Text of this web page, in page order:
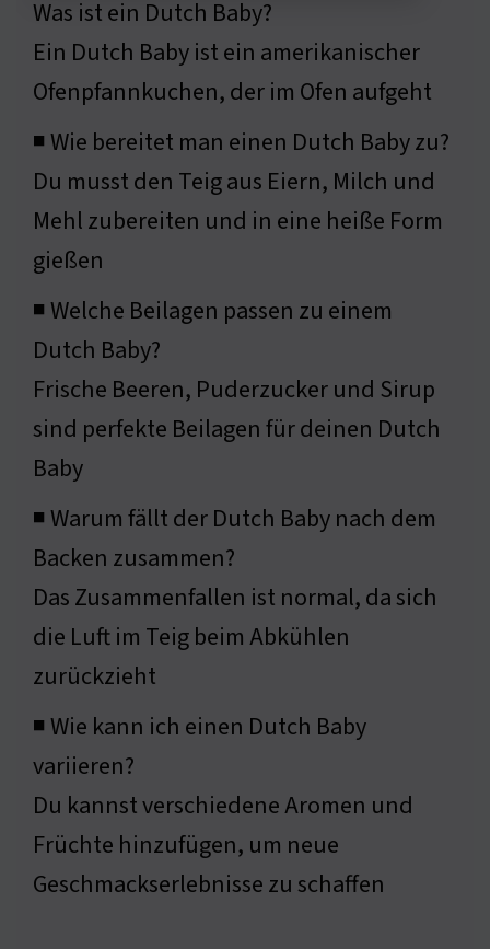
Was ist ein Dutch Baby?
Ein Dutch Baby ist ein amerikanischer
Ofenpfannkuchen, der im Ofen aufgeht
◾ Wie bereitet man einen Dutch Baby zu?
Du musst den Teig aus Eiern, Milch und
Mehl zubereiten und in eine heiße Form
gießen
◾ Welche Beilagen passen zu einem
Dutch Baby?
Frische Beeren, Puderzucker und Sirup
sind perfekte Beilagen für deinen Dutch
Baby
◾ Warum fällt der Dutch Baby nach dem
Backen zusammen?
Das Zusammenfallen ist normal, da sich
die Luft im Teig beim Abkühlen
zurückzieht
◾ Wie kann ich einen Dutch Baby
variieren?
Du kannst verschiedene Aromen und
Früchte hinzufügen, um neue
Geschmackserlebnisse zu schaffen